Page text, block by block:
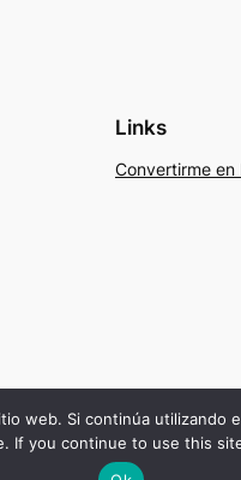
Links
Convertirme en
web. Si continúa
If you continue to use this